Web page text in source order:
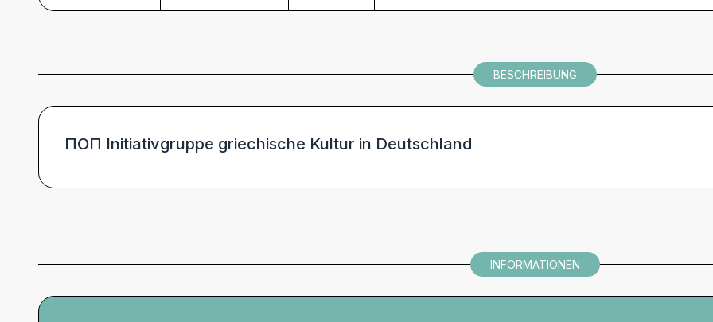
BESCHREIBUNG
ΠOΠ Initiativgruppe griechische Kultur in Deutschland
INFORMATIONEN